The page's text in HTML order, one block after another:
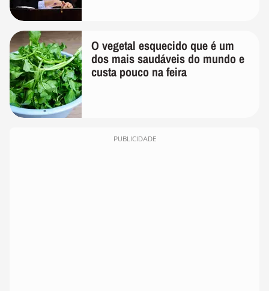
O vegetal esquecido que é um
dos mais saudáveis do mundo e
custa pouco na feira
PUBLICIDADE